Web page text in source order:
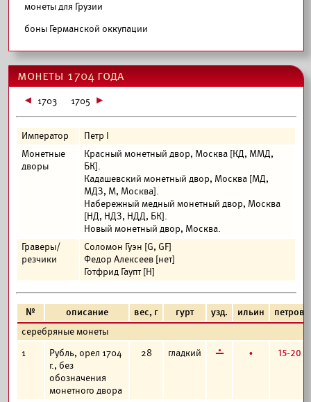
монеты для Грузии
боны Германской оккупации
монеты 1704 года
1703 1705
Император
Петр I
Монетные
дворы
Красный монетный двор, Москва [КД, ММД,
БК].
Кадашевский монетный двор, Москва [МД,
МДЗ, М, Москва].
Набережный медный монетный двор, Москва
[НД, НДЗ, НДД, БК].
Новый монетный двор, Москва.
Граверы/
резчики
Соломон Гуэн [G, GF]
Федор Алексеев [нет]
Готфрид Гаупт [H]
№ описание вес, г гурт узд. ильин
петров
серебряные монеты
1
Рубль, орел 1704
г., без
обозначения
монетного двора
28 гладкий г б 15-20